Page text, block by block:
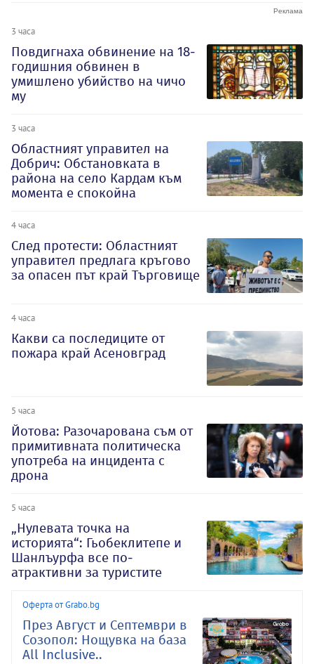
3 часа
Повдигнаха обвинение на 18-
годишния обвинен в
умишлено убийство на чичо
му
3 часа
Oбластният управител на
Добрич: Обстановката в
района на село Кардам към
момента е спокойна
4 часа
След протести: Областният
управител предлага кръгово
за опасен път край Търговище
4 часа
Какви са последиците от
пожара край Асеновград
5 часа
Йотова: Разочарована съм от
примитивната политическа
употреба на инцидента с
дрона
5 часа
„Нулевата точка на
историята“: Гьобеклитепе и
Шанлъурфа все по-
атрактивни за туристите
Оферта от Grabo.bg
През Август и Септември в
Созопол: Нощувка на база
All Inclusive..